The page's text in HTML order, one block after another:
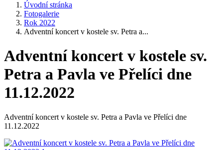
Úvodní stránka
Fotogalerie
Rok 2022
Adventní koncert v kostele sv. Petra a...
Adventní koncert v kostele sv.
Petra a Pavla ve Přelíci dne
11.12.2022
Adventní koncert v kostele sv. Petra a Pavla ve Přelíci dne
11.12.2022